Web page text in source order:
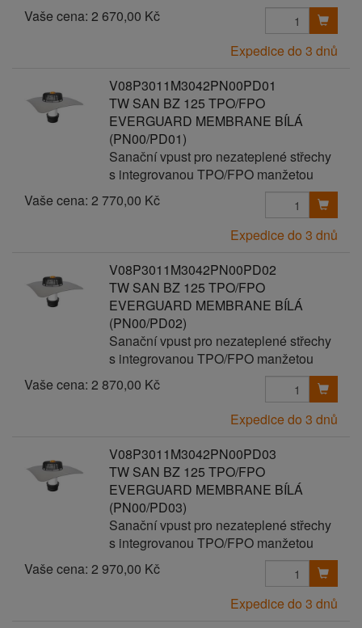
Vaše cena: 2 670,00 Kč
Expedice do 3 dnů
V08P3011M3042PN00PD01
TW SAN BZ 125 TPO/FPO
EVERGUARD MEMBRANE BÍLÁ
(PN00/PD01)
Sanační vpust pro nezateplené střechy
s integrovanou TPO/FPO manžetou
Vaše cena: 2 770,00 Kč
Expedice do 3 dnů
V08P3011M3042PN00PD02
TW SAN BZ 125 TPO/FPO
EVERGUARD MEMBRANE BÍLÁ
(PN00/PD02)
Sanační vpust pro nezateplené střechy
s integrovanou TPO/FPO manžetou
Vaše cena: 2 870,00 Kč
Expedice do 3 dnů
V08P3011M3042PN00PD03
TW SAN BZ 125 TPO/FPO
EVERGUARD MEMBRANE BÍLÁ
(PN00/PD03)
Sanační vpust pro nezateplené střechy
s integrovanou TPO/FPO manžetou
Vaše cena: 2 970,00 Kč
Expedice do 3 dnů